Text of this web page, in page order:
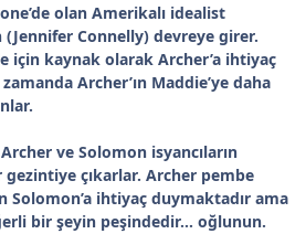
olan Amerikalı idealist
Connelly) devreye girer.
için kaynak olarak Archer’a ihtiyaç
Archer’ın Maddie’ye daha
ve Solomon isyancıların
çıkarlar. Archer pembe
Solomon’a ihtiyaç duymaktadır ama
bir şeyin peşindedir… oğlunun.